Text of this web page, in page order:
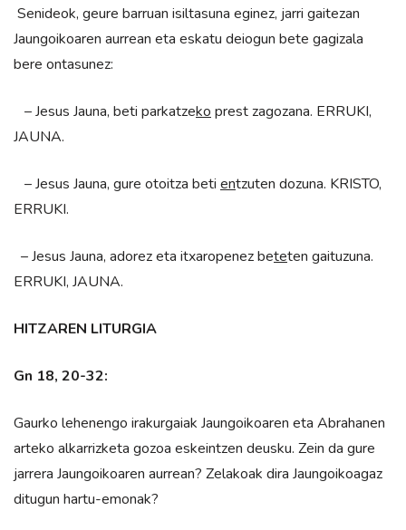
Senideok, geure barruan isiltasuna eginez, jarri gaitezan
Jaungoikoaren aurrean eta eskatu deiogun bete gagizala
bere ontasunez:
– Jesus Jauna, beti parkatzeko prest zagozana. ERRUKI,
JAUNA.
– Jesus Jauna, gure otoitza beti entzuten dozuna. KRISTO,
ERRUKI.
– Jesus Jauna, adorez eta itxaropenez beteten gaituzuna.
ERRUKI, JAUNA.
HITZAREN LITURGIA
Gn 18, 20-32:
Gaurko lehenengo irakurgaiak Jaungoikoaren eta Abrahanen
arteko alkarrizketa gozoa eskeintzen deusku. Zein da gure
jarrera Jaungoikoaren aurrean? Zelakoak dira Jaungoikoagaz
ditugun hartu-emonak?